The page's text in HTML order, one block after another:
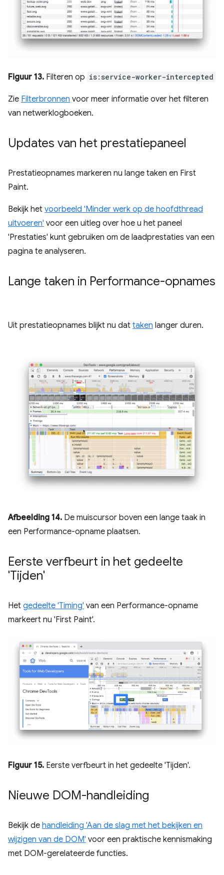
Figuur 13. Filteren op is:service-worker-intercepted
Zie Filterbronnen voor meer informatie over het filteren
van netwerklogboeken.
Updates van het prestatiepaneel
Prestatieopnames markeren nu lange taken en First
Paint.
Bekijk het voorbeeld 'Minder werk op de hoofdthread
uitvoeren' voor een uitleg over hoe u het paneel
'Prestaties' kunt gebruiken om de laadprestaties van een
pagina te analyseren.
Lange taken in Performance-opnames
Uit prestatieopnames blijkt nu dat taken langer duren.
Afbeelding 14. De muiscursor boven een lange taak in
een Performance-opname plaatsen.
Eerste verfbeurt in het gedeelte
'Tijden'
Het gedeelte 'Timing' van een Performance-opname
markeert nu 'First Paint'.
Figuur 15. Eerste verfbeurt in het gedeelte 'Tijden'.
Nieuwe DOM-handleiding
Bekijk de handleiding 'Aan de slag met het bekijken en
wijzigen van de DOM' voor een praktische kennismaking
met DOM-gerelateerde functies.